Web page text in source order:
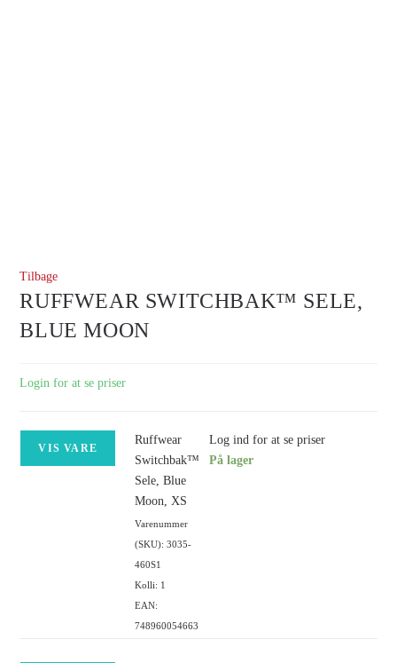
Tilbage
RUFFWEAR SWITCHBAK™ SELE,
BLUE MOON
Login for at se priser
VIS VARE
Ruffwear
Switchbak™
Sele, Blue
Moon, XS
Varenummer
(SKU): 3035-
460S1
Kolli: 1
EAN:
748960054663
Log ind for at se priser
På lager